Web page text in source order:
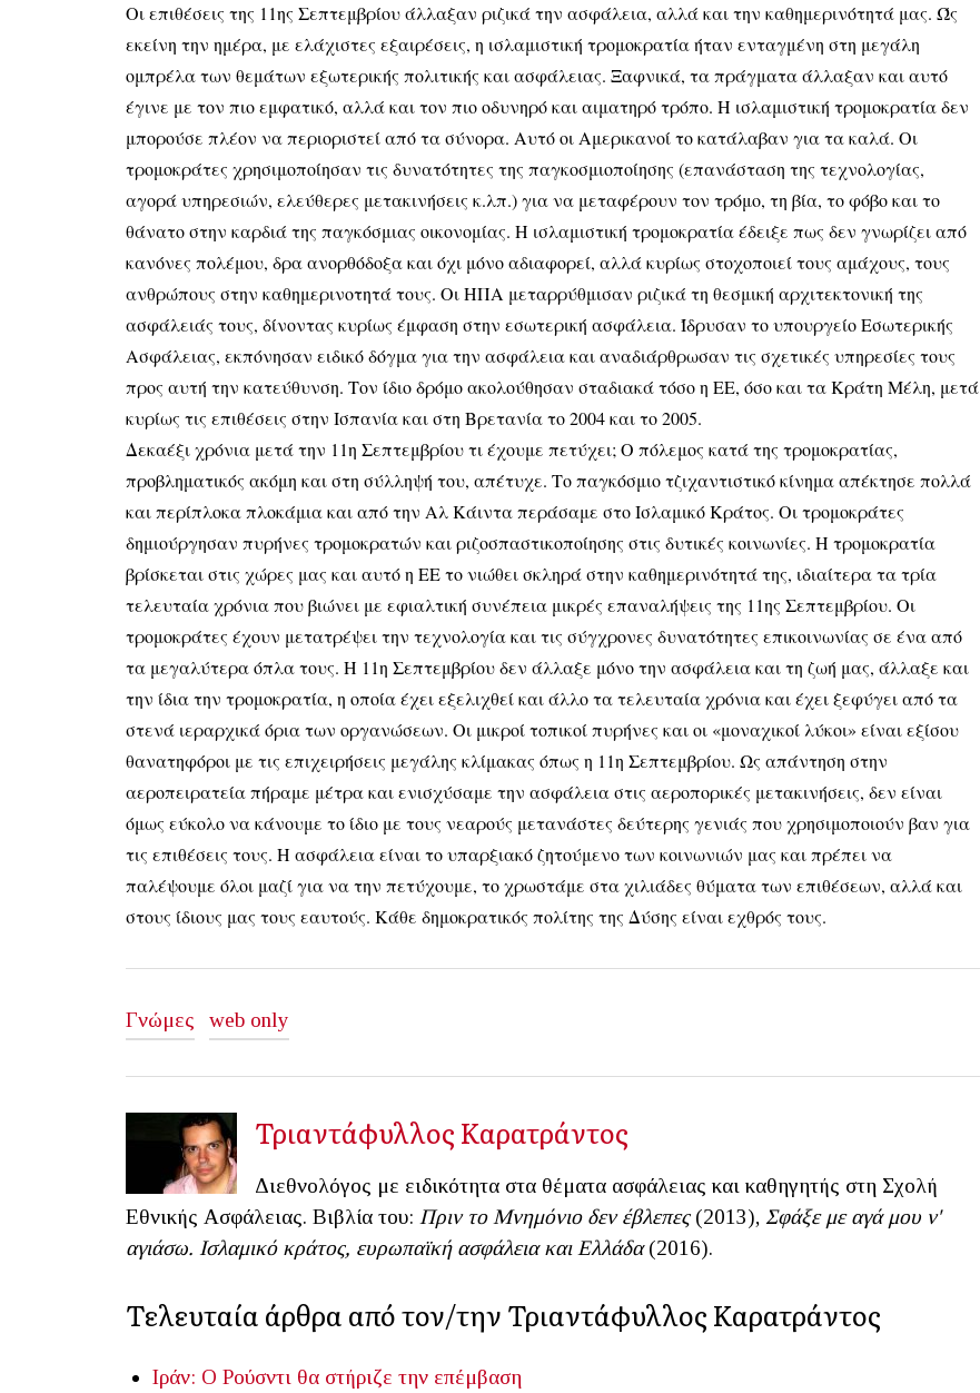
Οι επιθέσεις της 11ης Σεπτεμβρίου άλλαξαν ριζικά την ασφάλεια, αλλά και την καθημερινότητά μας. Ώς
εκείνη την ημέρα, με ελάχιστες εξαιρέσεις, η ισλαμιστική τρομοκρατία ήταν ενταγμένη στη μεγάλη
ομπρέλα των θεμάτων εξωτερικής πολιτικής και ασφάλειας. Ξαφνικά, τα πράγματα άλλαξαν και αυτό
έγινε με τον πιο εμφατικό, αλλά και τον πιο οδυνηρό και αιματηρό τρόπο. Η ισλαμιστική τρομοκρατία δεν
μπορούσε πλέον να περιοριστεί από τα σύνορα. Αυτό οι Αμερικανοί το κατάλαβαν για τα καλά. Οι
τρομοκράτες χρησιμοποίησαν τις δυνατότητες της παγκοσμιοποίησης (επανάσταση της τεχνολογίας,
αγορά υπηρεσιών, ελεύθερες μετακινήσεις κ.λπ.) για να μεταφέρουν τον τρόμο, τη βία, το φόβο και το
θάνατο στην καρδιά της παγκόσμιας οικονομίας. Η ισλαμιστική τρομοκρατία έδειξε πως δεν γνωρίζει από
κανόνες πολέμου, δρα ανορθόδοξα και όχι μόνο αδιαφορεί, αλλά κυρίως στοχοποιεί τους αμάχους, τους
ανθρώπους στην καθημερινοτητά τους. Οι ΗΠΑ μεταρρύθμισαν ριζικά τη θεσμική αρχιτεκτονική της
ασφάλειάς τους, δίνοντας κυρίως έμφαση στην εσωτερική ασφάλεια. Ίδρυσαν το υπουργείο Εσωτερικής
Ασφάλειας, εκπόνησαν ειδικό δόγμα για την ασφάλεια και αναδιάρθρωσαν τις σχετικές υπηρεσίες τους
προς αυτή την κατεύθυνση. Τον ίδιο δρόμο ακολούθησαν σταδιακά τόσο η ΕΕ, όσο και τα Κράτη Μέλη, μετά
κυρίως τις επιθέσεις στην Ισπανία και στη Βρετανία το 2004 και το 2005.
Δεκαέξι χρόνια μετά την 11η Σεπτεμβρίου τι έχουμε πετύχει; Ο πόλεμος κατά της τρομοκρατίας,
προβληματικός ακόμη και στη σύλληψή του, απέτυχε. Το παγκόσμιο τζιχαντιστικό κίνημα απέκτησε πολλά
και περίπλοκα πλοκάμια και από την Αλ Κάιντα περάσαμε στο Ισλαμικό Κράτος. Οι τρομοκράτες
δημιούργησαν πυρήνες τρομοκρατών και ριζοσπαστικοποίησης στις δυτικές κοινωνίες. Η τρομοκρατία
βρίσκεται στις χώρες μας και αυτό η ΕΕ το νιώθει σκληρά στην καθημερινότητά της, ιδιαίτερα τα τρία
τελευταία χρόνια που βιώνει με εφιαλτική συνέπεια μικρές επαναλήψεις της 11ης Σεπτεμβρίου. Οι
τρομοκράτες έχουν μετατρέψει την τεχνολογία και τις σύγχρονες δυνατότητες επικοινωνίας σε ένα από
τα μεγαλύτερα όπλα τους. Η 11η Σεπτεμβρίου δεν άλλαξε μόνο την ασφάλεια και τη ζωή μας, άλλαξε και
την ίδια την τρομοκρατία, η οποία έχει εξελιχθεί και άλλο τα τελευταία χρόνια και έχει ξεφύγει από τα
στενά ιεραρχικά όρια των οργανώσεων. Οι μικροί τοπικοί πυρήνες και οι «μοναχικοί λύκοι» είναι εξίσου
θανατηφόροι με τις επιχειρήσεις μεγάλης κλίμακας όπως η 11η Σεπτεμβρίου. Ως απάντηση στην
αεροπειρατεία πήραμε μέτρα και ενισχύσαμε την ασφάλεια στις αεροπορικές μετακινήσεις, δεν είναι
όμως εύκολο να κάνουμε το ίδιο με τους νεαρούς μετανάστες δεύτερης γενιάς που χρησιμοποιούν βαν για
τις επιθέσεις τους. Η ασφάλεια είναι το υπαρξιακό ζητούμενο των κοινωνιών μας και πρέπει να
παλέψουμε όλοι μαζί για να την πετύχουμε, το χρωστάμε στα χιλιάδες θύματα των επιθέσεων, αλλά και
στους ίδιους μας τους εαυτούς. Κάθε δημοκρατικός πολίτης της Δύσης είναι εχθρός τους.
Γνώμες web only
Τριαντάφυλλος Καρατράντος
Διεθνολόγος με ειδικότητα στα θέματα ασφάλειας και καθηγητής στη Σχολή
Εθνικής Ασφάλειας. Βιβλία του: Πριν το Μνημόνιο δεν έβλεπες (2013), Σφάξε με αγά μου ν'
αγιάσω. Ισλαμικό κράτος, ευρωπαϊκή ασφάλεια και Ελλάδα(2016).
Τελευταία άρθρα από τον/την Τριαντάφυλλος Καρατράντος
Ιράν: Ο Ρούσντι θα στήριζε την επέμβαση